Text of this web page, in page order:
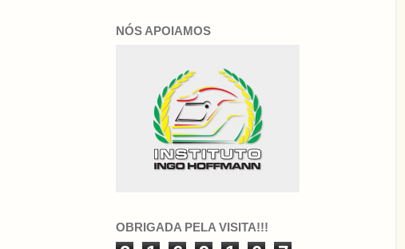
NÓS APOIAMOS
OBRIGADA PELA VISITA!!!